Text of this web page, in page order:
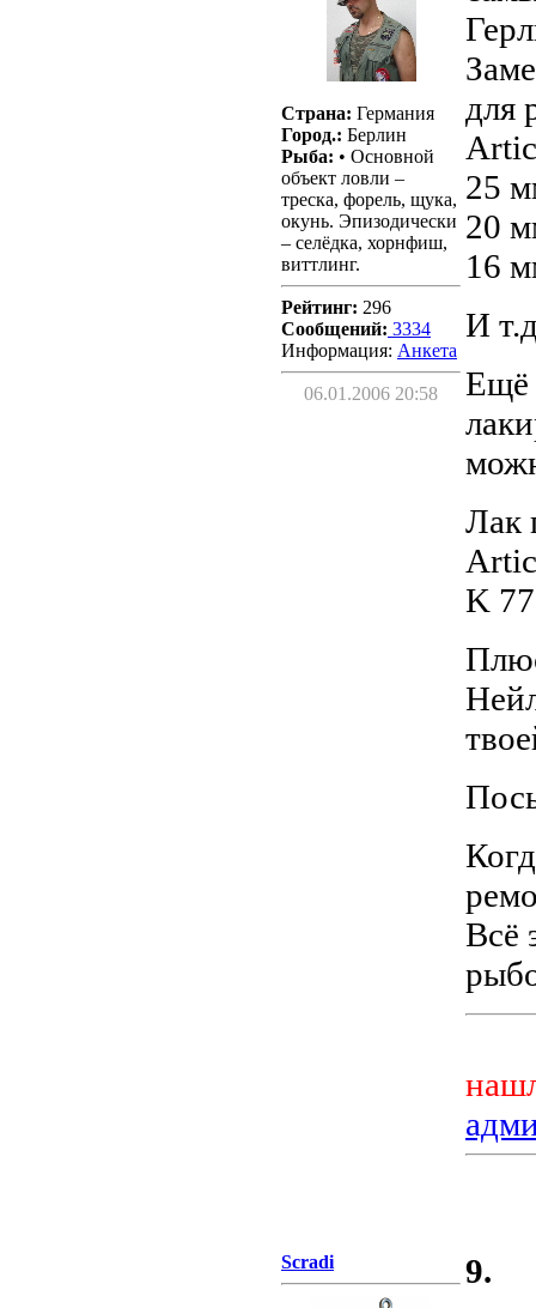
Страна: Германия
Город.: Берлин
Рыба: • Основной
объект ловли –
треска, форель, щука,
окунь. Эпизодически
– селёдка, хорнфиш,
виттлинг.
Рейтинг: 296
Сообщений: 3334
Информация: Aнкета
06.01.2006 20:58
для
25
20
16
И
Ещё
Лак
K
Всё
Scradi
9.